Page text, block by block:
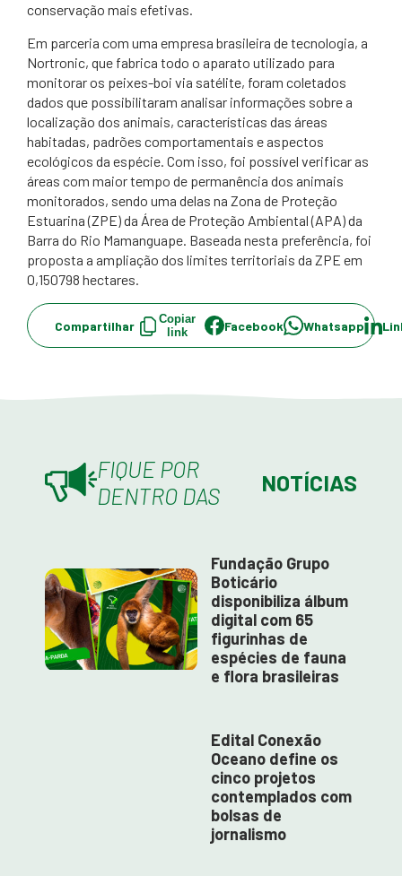
conservação mais efetivas.
Em parceria com uma empresa brasileira de tecnologia, a
Nortronic, que fabrica todo o aparato utilizado para
monitorar os peixes-boi via satélite, foram coletados
dados que possibilitaram analisar informações sobre a
localização dos animais, características das áreas
habitadas, padrões comportamentais e aspectos
ecológicos da espécie. Com isso, foi possível verificar as
áreas com maior tempo de permanência dos animais
monitorados, sendo uma delas na Zona de Proteção
Estuarina (ZPE) da Área de Proteção Ambiental (APA) da
Barra do Rio Mamanguape. Baseada nesta preferência, foi
proposta a ampliação dos limites territoriais da ZPE em
0,150798 hectares.
Compartilhar
Copiar
link
Facebook Whatsapp
FIQUE POR
DENTRO DAS
NOTÍCIAS
Fundação Grupo
Boticário
disponibiliza álbum
digital com 65
figurinhas de
espécies de fauna
e flora brasileiras
Edital Conexão
Oceano define os
cinco projetos
contemplados com
bolsas de
jornalismo